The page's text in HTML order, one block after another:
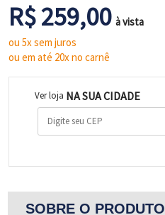
R$ 259,00à vista
ou 5x sem juros
ou em até 20x no carnê
Ver loja NA SUA CIDADE
SOBRE O PRODUTO